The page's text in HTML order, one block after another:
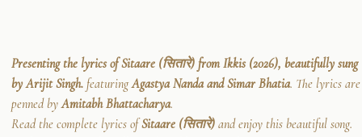
Presenting the lyrics of Sitaare (सितारे) from Ikkis (2026), beautifully sung
by Arijit Singh. featuringAgastya Nanda and Simar Bhatia. The lyrics are
penned byAmitabh Bhattacharya.
Read the complete lyrics ofSitaare (सितारे) and enjoy this beautiful song.